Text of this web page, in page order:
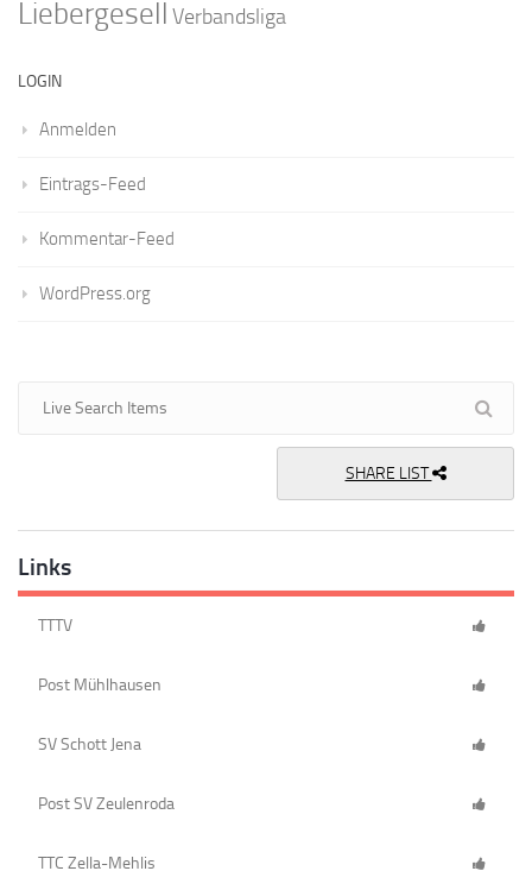
Liebergesell Verbandsliga
LOGIN
Anmelden
Eintrags-Feed
Kommentar-Feed
WordPress.org
SHARE LIST
Links
TTTV
Post Mühlhausen
SV Schott Jena
Post SV Zeulenroda
TTC Zella-Mehlis